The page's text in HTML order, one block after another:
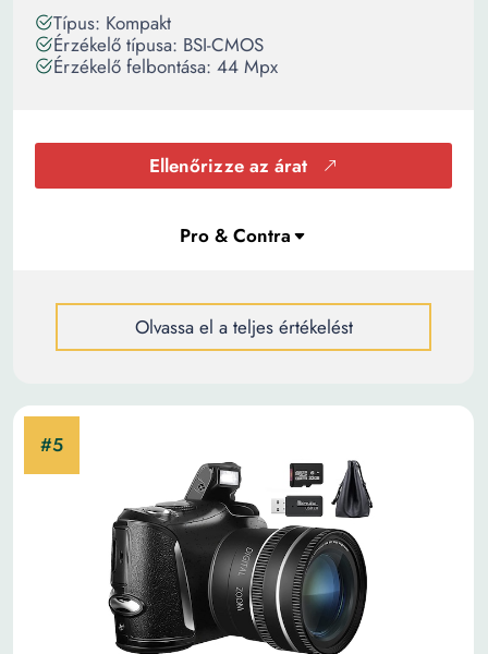
Típus: Kompakt
Érzékelő típusa: BSI-CMOS
Érzékelő felbontása: 44 Mpx
Ellenőrizze az árat
Olvassa el a teljes értékelést